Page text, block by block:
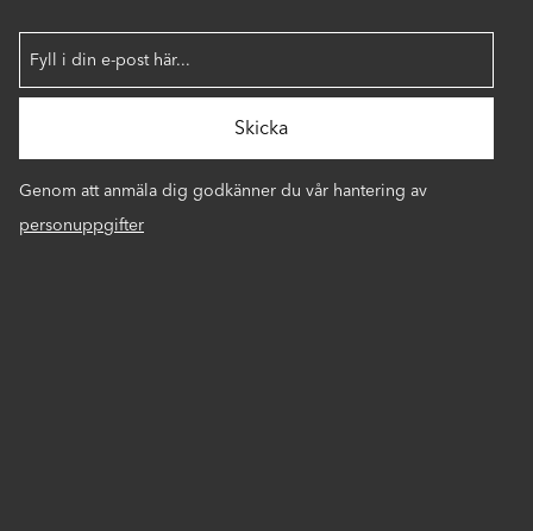
Genom att anmäla dig godkänner du vår hantering av
personuppgifter